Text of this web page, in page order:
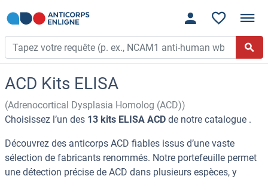
ACD Kits ELISA
(Adrenocortical Dysplasia Homolog (ACD))
Choisissez l’un des 13 kits ELISA ACD de notre catalogue .
Découvrez des anticorps ACD fiables issus d’une vaste
sélection de fabricants renommés. Notre portefeuille permet
une détection précise de ACD dans plusieurs espèces, y